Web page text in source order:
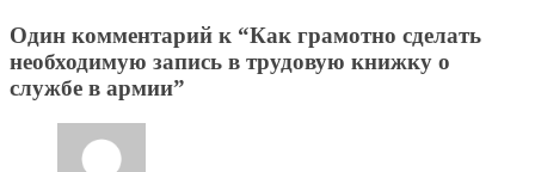
Один комментарий к “Как грамотно сделать
необходимую запись в трудовую книжку о
службе в армии”